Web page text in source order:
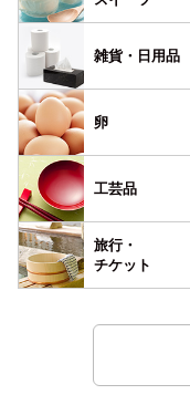
雑貨・ 日用品
卵
工芸品
旅行・
チケット